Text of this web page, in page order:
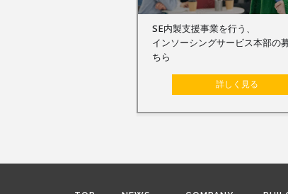
SE内製支援事業を行う、
インソーシングサービス本部の
ちら
詳しく見る